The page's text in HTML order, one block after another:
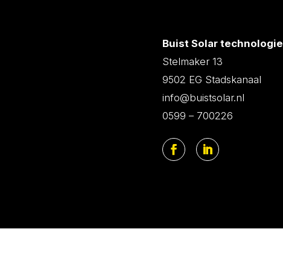
Buist Solar technologie
Stelmaker 13
9502 EG Stadskanaal
info@buistsolar.nl
0599 – 700226